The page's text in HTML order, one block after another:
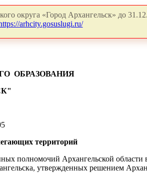
округа «Город Архангельск» до
arhcity.gosuslugi.ru/
ОБРАЗОВАНИЯ
территорий
полномочий Архангельской области
утвержденных решением